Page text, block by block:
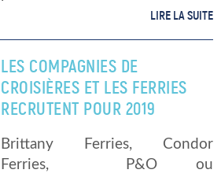
les personnes, les jeunes
LIRE LA SUITE
LES COMPAGNIES DE
CROISIÈRES ET LES FERRIES
RECRUTENT POUR 2019
Brittany Ferries, Condor
Ferries, P&O ou